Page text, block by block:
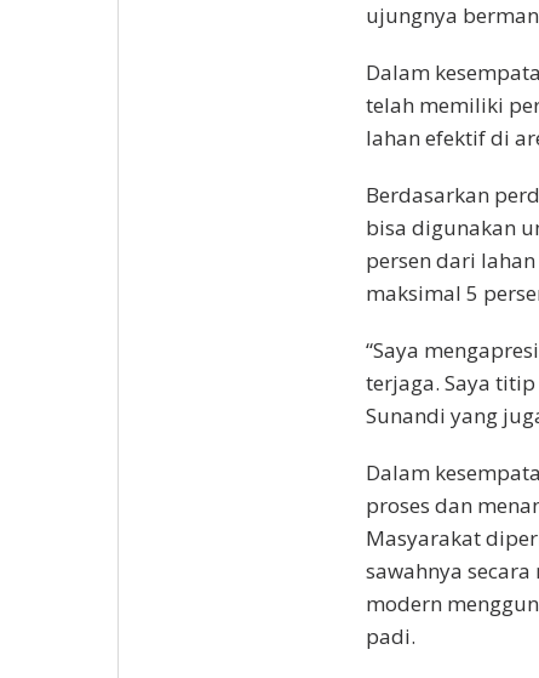
ujungnya
Dalam
telah memiliki
lahan efektif di
Berdasarkan
bisa digunakan
persen dari
maksimal 5
“Saya
terjaga. Saya titip
Sunandi yang
Dalam
proses dan
Masyarakat
sawahnya
modern
padi.